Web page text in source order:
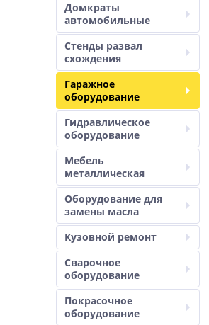
Домкраты
автомобильные
Стенды развал
схождения
Гаражное
оборудование
Гидравлическое
оборудование
Мебель
металлическая
Оборудование для
замены масла
Кузовной ремонт
Сварочное
оборудование
Покрасочное
оборудование